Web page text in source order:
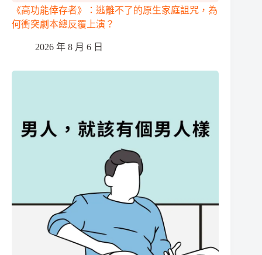
《高功能倖存者》：逃離不了的原生家庭詛咒，為
何衝突劇本總反覆上演？
2026 年 8 月 6 日